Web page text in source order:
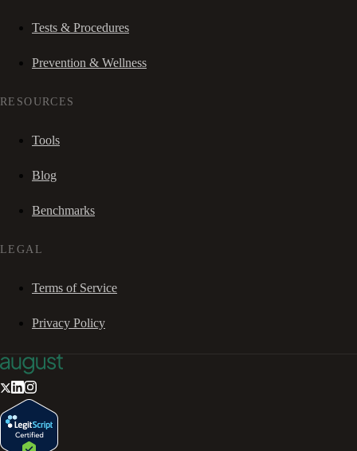
Tests & Procedures
Prevention & Wellness
RESOURCES
Tools
Blog
Benchmarks
LEGAL
Terms of Service
Privacy Policy